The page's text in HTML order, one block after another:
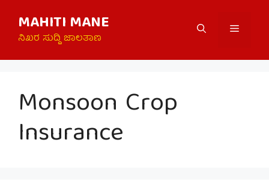
content
MAHITI MANE
ನಿಖರ ಸುದ್ದಿ ಜಾಲತಾಣ
Menu
Monsoon Crop
Insurance